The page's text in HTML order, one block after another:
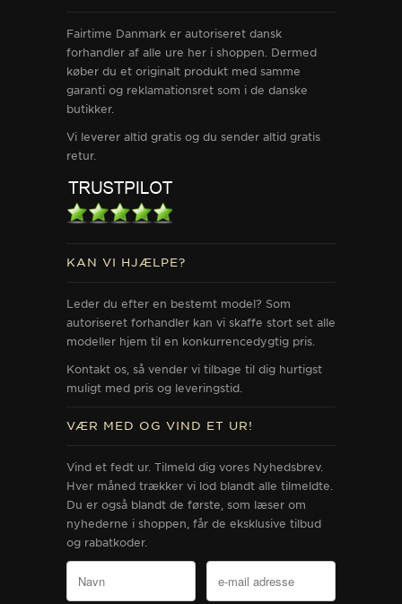
Fairtime Danmark er autoriseret dansk
forhandler af alle ure her i shoppen. Dermed
køber du et originalt produkt med samme
garanti og reklamationsret som i de danske
butikker.
Vi leverer altid gratis og du sender altid gratis
retur.
KAN VI HJÆLPE?
Leder du efter en bestemt model? Som
autoriseret forhandler kan vi skaffe stort set alle
modeller hjem til en konkurrencedygtig pris.
Kontakt os, så vender vi tilbage til dig hurtigst
muligt med pris og leveringstid.
VÆR MED OG VIND ET UR!
Vind et fedt ur. Tilmeld dig vores Nyhedsbrev.
Hver måned trækker vi lod blandt alle tilmeldte.
Du er også blandt de første, som læser om
nyhederne i shoppen, får de eksklusive tilbud
og rabatkoder.